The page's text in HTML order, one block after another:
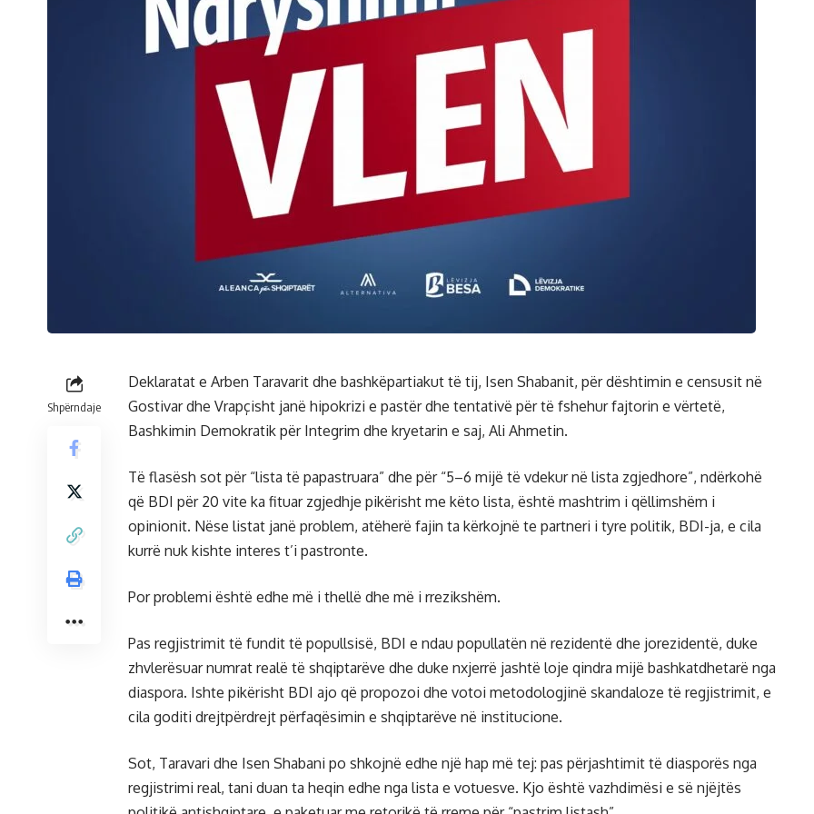
Shpërndaje
Deklaratat e Arben Taravarit dhe bashkëpartiakut të tij, Isen Shabanit, për dështimin e censusit në
Gostivar dhe Vrapçisht janë hipokrizi e pastër dhe tentativë për të fshehur fajtorin e vërtetë,
Bashkimin Demokratik për Integrim dhe kryetarin e saj, Ali Ahmetin.
Të flasësh sot për “lista të papastruara” dhe për “5–6 mijë të vdekur në lista zgjedhore”, ndërkohë
që BDI për 20 vite ka fituar zgjedhje pikërisht me këto lista, është mashtrim i qëllimshëm i
opinionit. Nëse listat janë problem, atëherë fajin ta kërkojnë te partneri i tyre politik, BDI-ja, e cila
kurrë nuk kishte interes t’i pastronte.
Por problemi është edhe më i thellë dhe më i rrezikshëm.
Pas regjistrimit të fundit të popullsisë, BDI e ndau popullatën në rezidentë dhe jorezidentë, duke
zhvlerësuar numrat realë të shqiptarëve dhe duke nxjerrë jashtë loje qindra mijë bashkatdhetarë nga
diaspora. Ishte pikërisht BDI ajo që propozoi dhe votoi metodologjinë skandaloze të regjistrimit, e
cila goditi drejtpërdrejt përfaqësimin e shqiptarëve në institucione.
Sot, Taravari dhe Isen Shabani po shkojnë edhe një hap më tej: pas përjashtimit të diasporës nga
regjistrimi real, tani duan ta heqin edhe nga lista e votuesve. Kjo është vazhdimësi e së njëjtës